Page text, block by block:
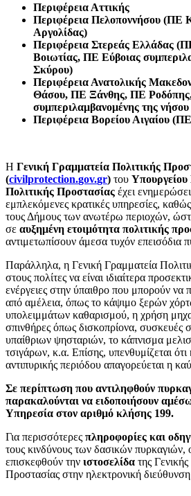
Περιφέρεια Αττικής
Περιφέρεια Πελοποννήσου (ΠΕ
Αργολίδας)
Περιφέρεια Στερεάς Ελλάδας
Βοιωτίας, ΠΕ Εύβοιας
Σκύρου)
Περιφέρεια Ανατολικής
Θάσου, ΠΕ Ξάνθης, ΠΕ
συμπεριλαμβανομένης της
Περιφέρεια Βορείου Αιγαίου
Η Γενική Γραμματεία Πολιτικής
(civilprotection.gov.gr) του
Πολιτικής Προστασίας έχει
εμπλεκόμενες κρατικές υπηρεσίες, καθώς
τους Δήμους των ανωτέρω περιοχών,
σε αυξημένη ετοιμότητα πολιτικής
αντιμετωπίσουν άμεσα τυχόν επεισόδια
Παράλληλα, η Γενική Γραμματεία
στους πολίτες να είναι ιδιαίτερα
ενέργειες στην ύπαιθρο που μπορούν να
από αμέλεια, όπως το κάψιμο ξερών
υπολειμμάτων καθαρισμού, η χρήση
σπινθήρες όπως δισκοπρίονα, συσκευές
υπαίθριων ψησταριών, το κάπνισμα
τσιγάρων, κ.α. Επίσης, υπενθυμίζεται ότι
αντιπυρικής περιόδου απαγορεύεται η
Σε περίπτωση που αντιληφθούν
παρακαλούνται να ειδοποιήσουν
Υπηρεσία στον αριθμό κλήσης 199.
Για περισσότερες πληροφορίες και
τους κινδύνους των δασικών πυρκαγιών,
επισκεφθούν την ιστοσελίδα της
Προστασίας στην ηλεκτρονική διεύθυνση